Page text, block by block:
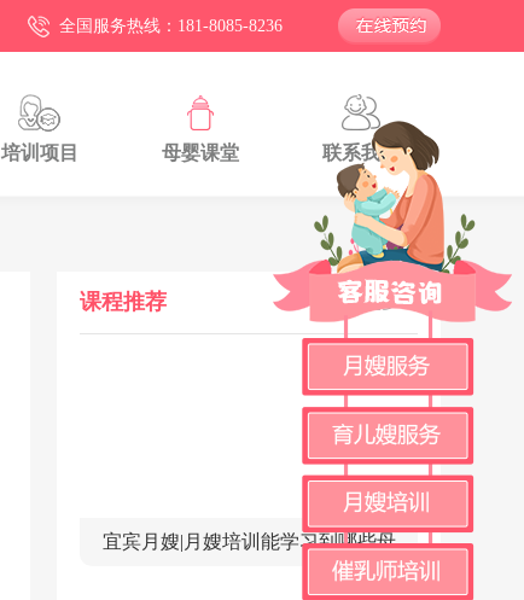
全国服务热线：181-8085-8236
培训项目 母婴课堂 联系我们
课程推荐 更多>>
宜宾月嫂|月嫂培训能学习到哪些母 妈咪必看